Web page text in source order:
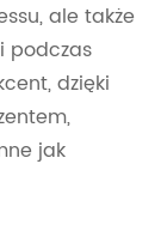
ale także
podczas
dzięki
jak